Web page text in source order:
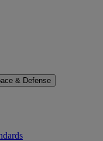
& Defense